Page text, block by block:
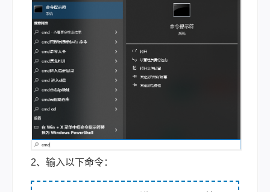
2、输入以下命令：